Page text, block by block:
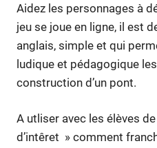
Aidez les personnages à
jeu se joue en ligne, il est
anglais, simple et qui
ludique et pédagogique
construction d’un pont.
A utliser avec les élèves
d’intêret » comment